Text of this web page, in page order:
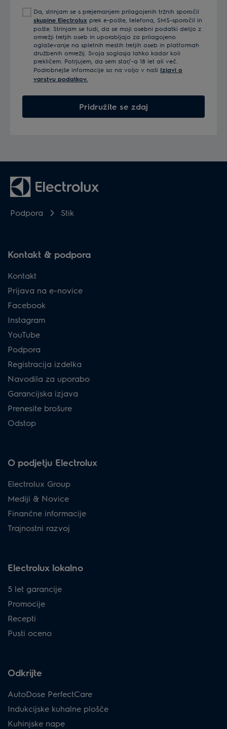
poštni
naslov
Da, strinjam se s prejemanjem prilagojenih tržnih sporočil
skupine Electrolux prek e-pošte, telefona, SMS-sporočil in
pošte. Strinjam se tudi, da se moji osebni podatki delijo z
omrežji tretjih oseb in uporabljajo za prilagojeno
oglaševanje na spletnih mestih tretjih oseb in platformah
družbenih omrežij. Svoja soglasja lahko kadar koli
prekličem. Potrjujem, da sem star/-a 18 let ali več.
Podrobnejše informacije so na voljo v naši Izjavi o
varstvu podatkov.
Pridružite se zdaj
Podpora Stik
Kontakt & podpora
Kontakt
Prijava na e-novice
Facebook
Instagram
YouTube
Podpora
Registracija izdelka
Navodila za uporabo
Garancijska izjava
Prenesite brošure
Odstop
O podjetju Electrolux
Electrolux Group
Mediji & Novice
Finančne informacije
Trajnostni razvoj
Electrolux lokalno
5 let garancije
Promocije
Recepti
Pusti oceno
Odkrijte
AutoDose PerfectCare
Indukcijske kuhalne plošče
Kuhinjske nape